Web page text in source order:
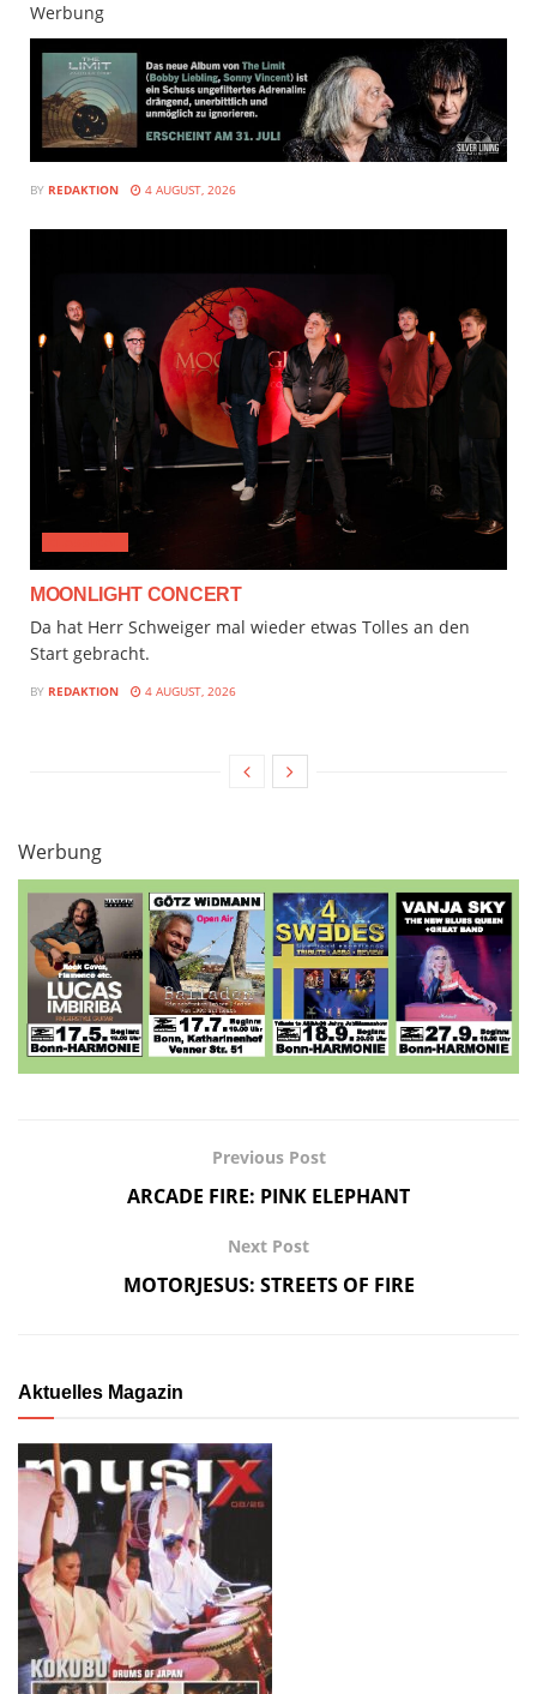
Werbung
BY REDAKTION 4 AUGUST, 2026
MOONLIGHT CONCERT
Da hat Herr Schweiger mal wieder etwas Tolles an den
Start gebracht.
BY REDAKTION 4 AUGUST, 2026
Werbung
Previous Post
ARCADE FIRE: PINK ELEPHANT
Next Post
MOTORJESUS: STREETS OF FIRE
Aktuelles Magazin